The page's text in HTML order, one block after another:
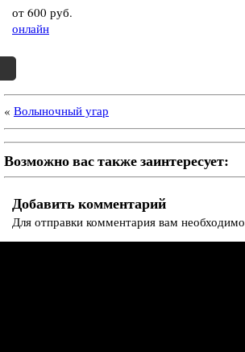
от 600 руб.
онлайн
« Волыночный угар
Возможно вас также заинтересует:
Добавить комментарий
Для отправки комментария вам необходимо